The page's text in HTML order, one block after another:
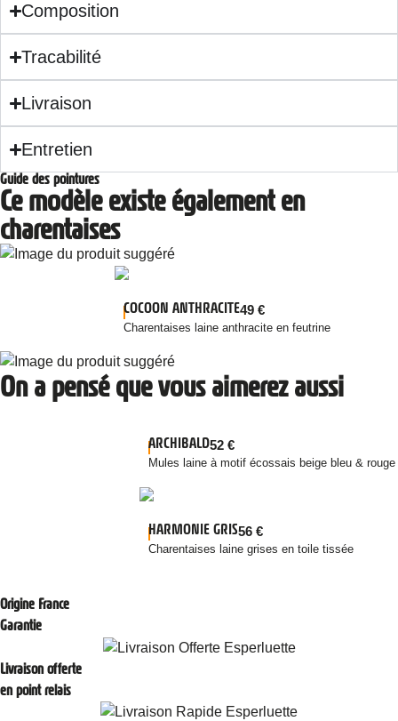
Composition
Tracabilité
Livraison
Entretien
Guide des pointures
Ce modèle existe également en
charentaises
COCOON ANTHRACITE49 €
Charentaises laine anthracite en feutrine
On a pensé que vous aimerez aussi
ARCHIBALD52 €
Mules laine à motif écossais beige bleu & rouge
HARMONIE GRIS56 €
Charentaises laine grises en toile tissée
Origine France
Garantie
Livraison offerte
en point relais